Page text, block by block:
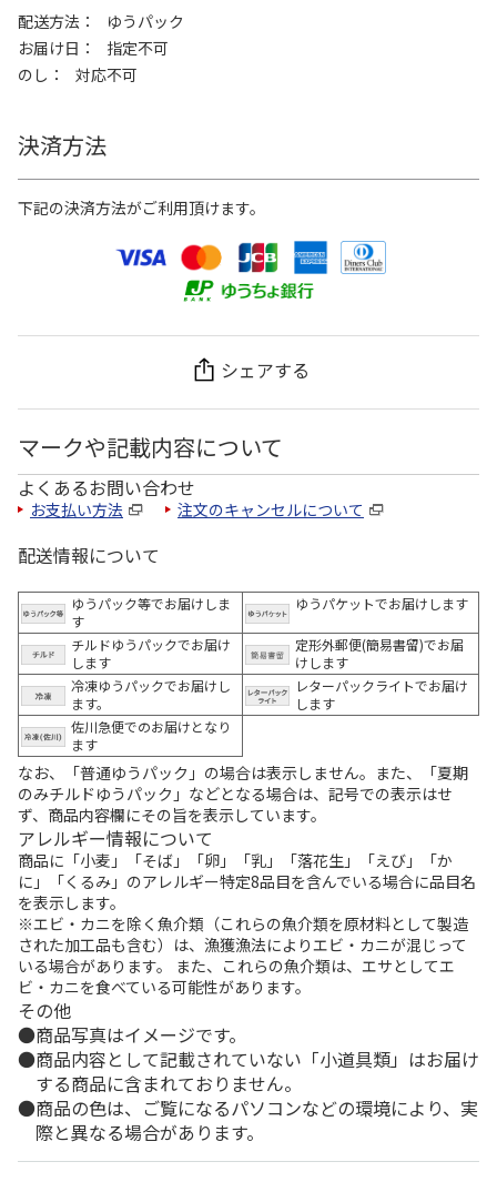
配送方法
ゆうパック
お届け日
指定不可
のし
対応不可
決済方法
下記の決済方法がご利用頂けます。
シェアする
マークや記載内容について
よくあるお問い合わせ
お支払い方法 注文のキャンセルについて
配送情報について
ゆうパック等でお届けしま
す
ゆうパケットでお届けします
チルドゆうパックでお届け
します
定形外郵便(簡易書留)でお届
けします
冷凍ゆうパックでお届けし
ます。
レターパックライトでお届け
します
佐川急便でのお届けとなり
ます
なお、「普通ゆうパック」の場合は表示しません。また、「夏期
のみチルドゆうパック」などとなる場合は、記号での表示はせ
ず、商品内容欄にその旨を表示しています。
アレルギー情報について
商品に「小麦」「そば」「卵」「乳」「落花生」「えび」「か
に」「くるみ」のアレルギー特定8品目を含んでいる場合に品目名
を表示します。
※エビ・カニを除く魚介類（これらの魚介類を原材料として製造
された加工品も含む）は、漁獲漁法によりエビ・カニが混じって
いる場合があります。 また、これらの魚介類は、エサとしてエ
ビ・カニを食べている可能性があります。
その他
商品写真はイメージです。
商品内容として記載されていない「小道具類」はお届け
する商品に含まれておりません。
商品の色は、ご覧になるパソコンなどの環境により、実
際と異なる場合があります。